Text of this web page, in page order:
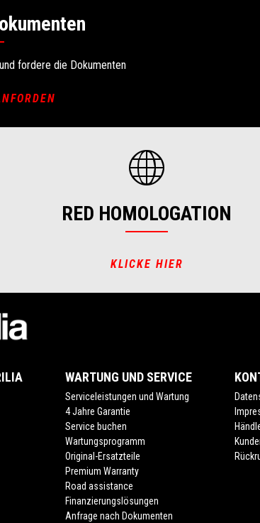
fordere die Dokumenten
RED HOMOLOGATION
KLICKE HIER
WARTUNG UND SERVICE
Serviceleistungen und Wartung
4 Jahre Garantie
Service buchen
Wartungsprogramm
Original-Ersatzteile
Premium Warranty
Road assistance
Finanzierungslösungen
Anfrage nach Dokumenten